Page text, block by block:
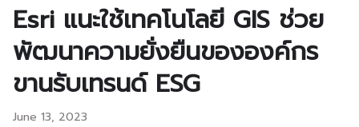
Esri แนะใช้เทคโนโลยี GIS ช่วย
พัฒนาความยั่งยืนขององค์กร
ขานรับเทรนด์ ESG
June 13, 2023